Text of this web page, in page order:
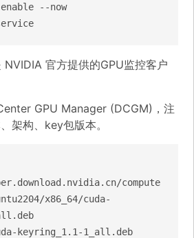
--now
官方提供的GPU监控客户
GPU Manager (DCGM)，注
架构、key包版本。
compute
x86_64/cuda-
keyring_1.1-1_all.deb